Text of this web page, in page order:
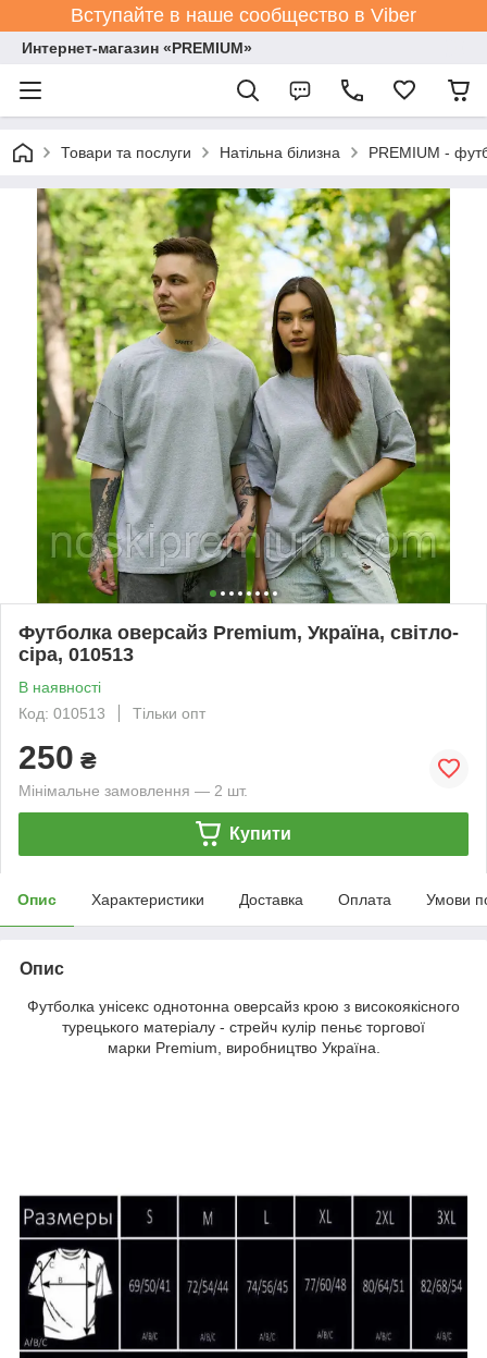
Вступайте в наше сообщество в Viber
Интернет-магазин «PREMIUM»
Товари та послуги Натільна білизна PREMIUM -
Футболка оверсайз Premium, Україна, світло-
сіра, 010513
В наявності
Код: 010513
Тільки опт
250 ₴
Мінімальне замовлення — 2 шт.
Купити
Опис Характеристики Доставка Оплата Умови
Опис
Футболка унісекс однотонна оверсайз крою з високоякісного
турецького матеріалу - стрейч кулір пеньє торгової
марки Premium, виробництво Україна.